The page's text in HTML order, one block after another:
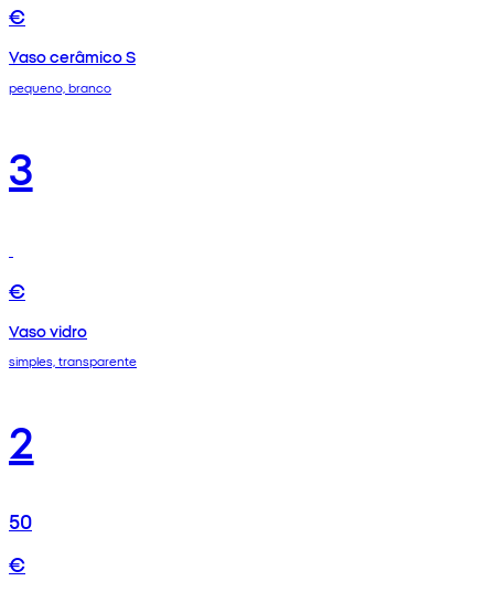
€
Vaso cerâmico S
pequeno, branco
3
€
Vaso vidro
simples, transparente
2
50
€